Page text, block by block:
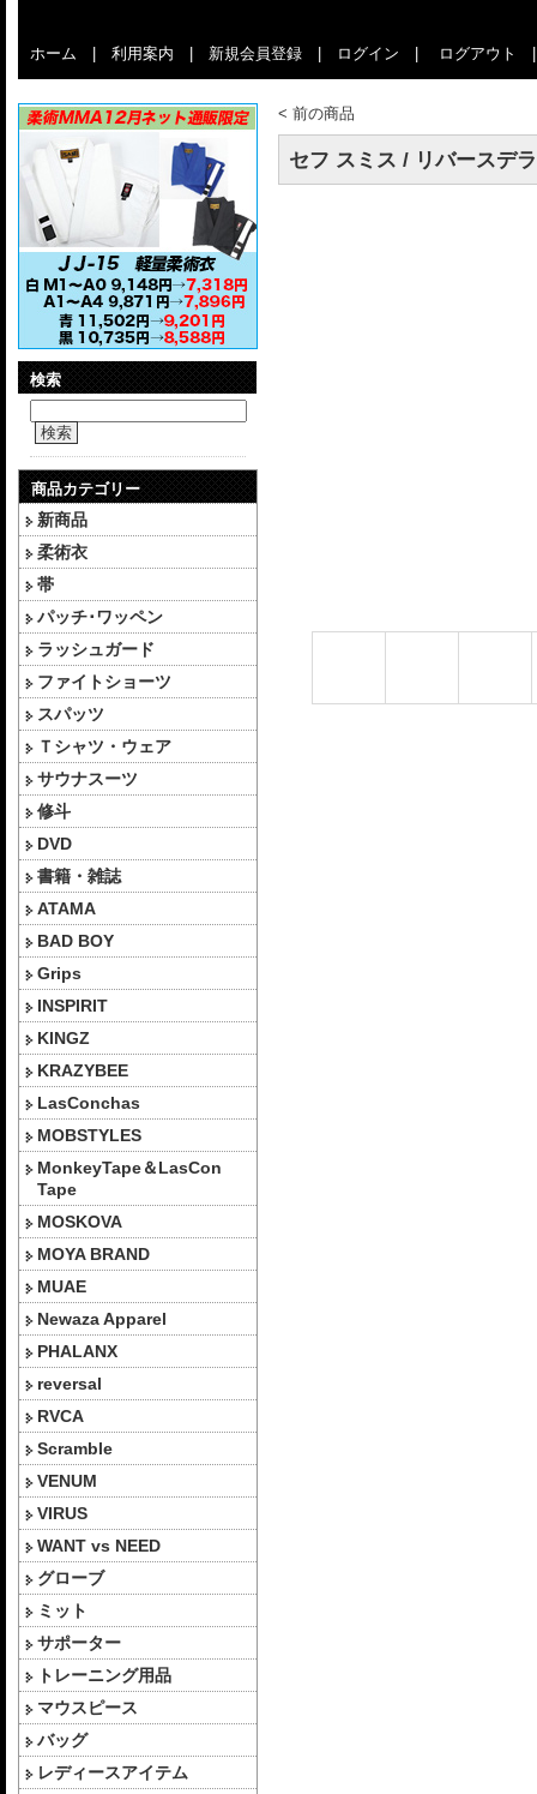
ホーム 利用案内 新規会員登録 ログイン ログアウト
検索
検索
商品カテゴリー
新商品
柔術衣
帯
パッチ･ワッペン
ラッシュガード
ファイトショーツ
スパッツ
Ｔシャツ・ウェア
サウナスーツ
修斗
DVD
書籍・雑誌
ATAMA
BAD BOY
Grips
INSPIRIT
KINGZ
KRAZYBEE
LasConchas
MOBSTYLES
MonkeyTape＆LasCon
Tape
MOSKOVA
MOYA BRAND
MUAE
Newaza Apparel
PHALANX
reversal
RVCA
Scramble
VENUM
VIRUS
WANT vs NEED
グローブ
ミット
サポーター
トレーニング用品
マウスピース
バッグ
レディースアイテム
< 前の商品
セフ スミス / リバースデ